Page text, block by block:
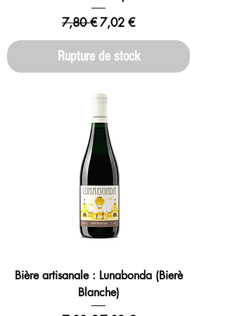
Prix original
7,80 €Prix promotionnel
7,02 €
Rupture de stock
Bière artisanale : Lunabonda (Bierè
Blanche)